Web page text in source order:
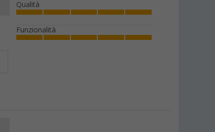
Qualità
Funzionalità